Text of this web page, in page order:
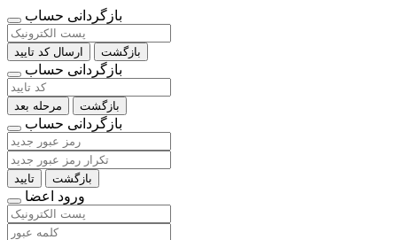
بازگردانی حساب
ارسال کد تایید بازگشت
بازگردانی حساب
مرحله بعد بازگشت
بازگردانی حساب
تایید بازگشت
ورود اعضا